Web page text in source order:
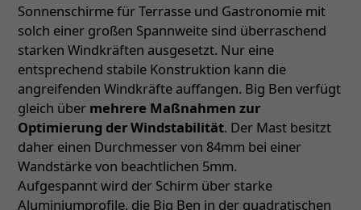
Sonnenschirme für Terrasse und Gastronomie mit
solch einer großen Spannweite sind überraschend
starken Windkräften ausgesetzt. Nur eine
entsprechend stabile Konstruktion kann die
angreifenden Windkräfte auffangen. Big Ben verfügt
gleich über mehrere Maßnahmen zur
Optimierung der Windstabilität. Der Mast besitzt
daher einen Durchmesser von 84mm bei einer
Wandstärke von beachtlichen 5mm.
Aufgespannt wird der Schirm über starke
Aluminiumprofile, die Big Ben in der quadratischen